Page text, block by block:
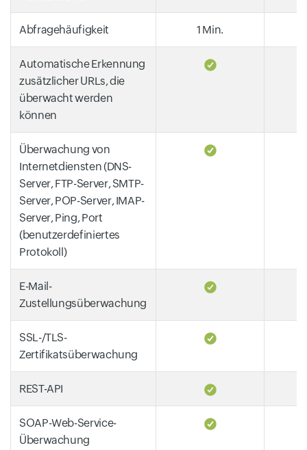
Abfragehäufigkeit 1 Min.
Automatische Erkennung
zusätzlicher URLs, die
überwacht werden
können
Überwachung von
Internetdiensten (DNS-
Server, FTP-Server, SMTP-
Server, POP-Server, IMAP-
Server, Ping, Port
(benutzerdefiniertes
Protokoll)
E-Mail-
Zustellungsüberwachung
SSL-/TLS-
Zertifikatsüberwachung
REST-API
SOAP-Web-Service-
Überwachung